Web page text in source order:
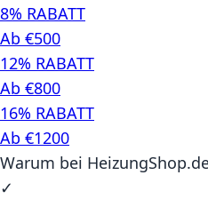
8% RABATT
Ab €500
12% RABATT
Ab €800
16% RABATT
Ab €1200
Warum bei
✓